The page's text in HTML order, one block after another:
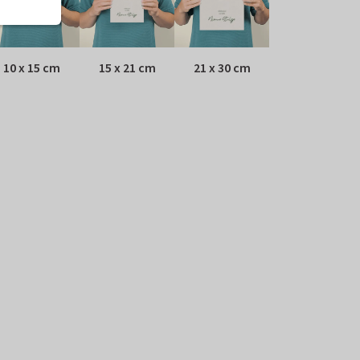
10 x 15 cm 15 x 21 cm 21 x 30 cm